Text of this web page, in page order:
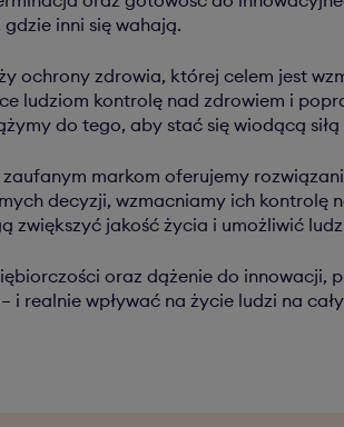
inni się wahają.
ochrony zdrowia, której celem jest
ludziom kontrolę nad zdrowiem i
do tego, aby stać się wiodącą
markom oferujemy
decyzji, wzmacniamy ich kontrolę
zwiększyć jakość życia i umożliwić
oraz dążenie do innowacji,
i realnie wpływać na życie ludzi na